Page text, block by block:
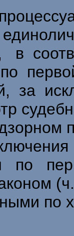
в
за
по
по